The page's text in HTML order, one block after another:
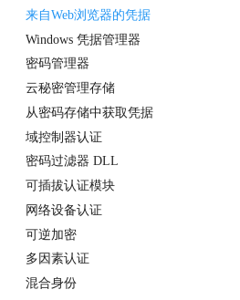
来自Web浏览器的凭据
Windows 凭据管理器
密码管理器
云秘密管理存储
从密码存储中获取凭据
域控制器认证
密码过滤器 DLL
可插拔认证模块
网络设备认证
可逆加密
多因素认证
混合身份